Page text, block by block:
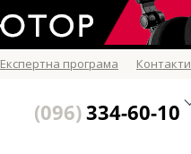
Експертна програма Контакти
(096)334-60-10